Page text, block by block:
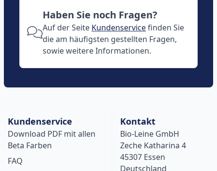
Haben Sie noch Fragen?
Auf der Seite Kundenservicefinden Sie
die am häufigsten gestellten Fragen,
sowie weitere Informationen.
Kundenservice
Download PDF mit allen
Beta Farben
FAQ
Kontakt
Bio-Leine GmbH
Zeche Katharina 4
45307 Essen
Deutschland